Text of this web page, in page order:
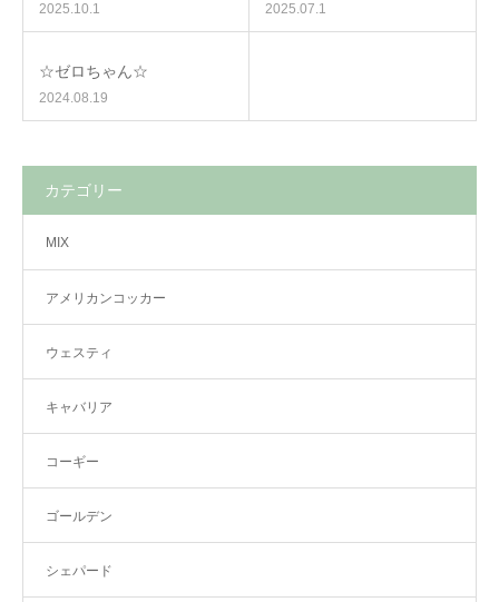
2025.10.1 2025.07.1
☆ゼロちゃん☆
2024.08.19
カテゴリー
MIX
アメリカンコッカー
ウェスティ
キャバリア
コーギー
ゴールデン
シェパード